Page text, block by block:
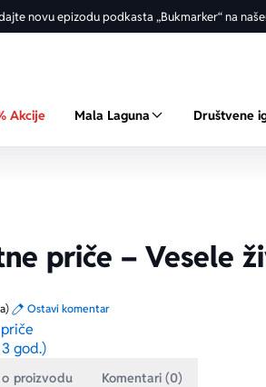
novu epizodu podkasta „Bukmarker“ na
Akcije Mala Laguna Društvene
priče – Vesele
Ostavi komentar
god.)
proizvodu Komentari (0)